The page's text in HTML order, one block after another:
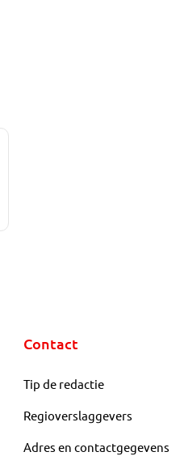
Contact
Tip de redactie
Regioverslaggevers
Adres en contactgegevens